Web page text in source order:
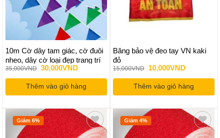
10m Cờ dây tam giác, cờ đuôi
nheo, dây cờ loại đẹp trang trí
tết, lễ hội, ngoài trời không tưa
vải
35,000VND Giá
gốc
là:
35,000VND.
30,000VNDGiá
tại
là:
30,000VND.
Thêm vào giỏ hàng
Băng bảo vệ đeo tay VN kaki
đỏ
15,000VND
Giá
gốc
là:
15,000VND.
10,000VNDGiá
tại
là:
Thêm vào giỏ hàng
Giảm 6% Giảm 4%